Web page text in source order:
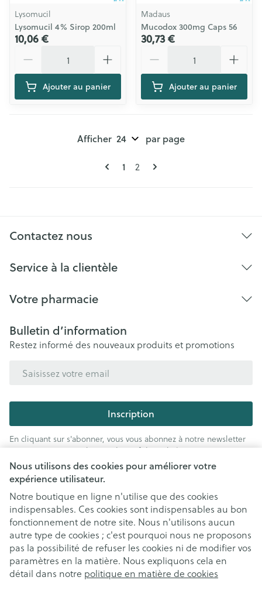
Nous utilisons des cookies pour améliorer votre
expérience utilisateur.
Notre boutique en ligne n'utilise que des cookies
indispensables. Ces cookies sont indispensables au bon
fonctionnement de notre site. Nous n'utilisons aucun
autre type de cookies ; c'est pourquoi nous ne proposons
pas la possibilité de refuser les cookies ni de modifier vos
paramètres en la matière. Nous expliquons cela en
détail dans notre politique en matière de cookies
Lysomucil
Lysomucil 4% Sirop 200ml
10,06 €
Ajouter au panier
Madaus
Mucodox 300mg Caps 56
30,73 €
Ajouter au panier
Pages
Vous lisez actuellement la page
1 Page
2
Afficher par page
Contactez nous
Service à la clientèle
Votre pharmacie
Bulletin d’information
Restez informé des nouveaux produits et promotions
Inscription
En cliquant sur s'abonner, vous vous abonnez à notre newsletter
et acceptez notrepolitique de confidentialité.
Liens légaux